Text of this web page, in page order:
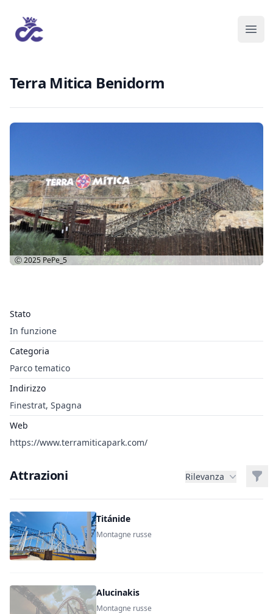
Terra Mitica Benidorm
Stato
In funzione
Categoria
Parco tematico
Indirizzo
Finestrat, Spagna
Web
https://www.terramiticapark.com/
Ⓒ 2025 PePe_5
Attrazioni Rilevanza
Titánide
Montagne russe
Alucinakis
Montagne russe